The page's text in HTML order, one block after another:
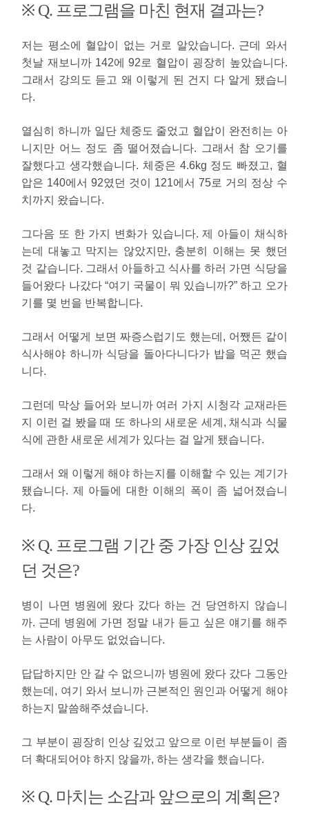
※ Q. 프로그램을 마친 현재 결과는?
저는 평소에 혈압이 없는 거로 알았습니다. 근데 와서
첫날 재보니까 142에 92로 혈압이 굉장히 높았습니다.
그래서 강의도 듣고 왜 이렇게 된 건지 다 알게 됐습니
다.
열심히 하니까 일단 체중도 줄었고 혈압이 완전히는 아
니지만 어느 정도 좀 떨어졌습니다. 그래서 참 오기를
잘했다고 생각했습니다. 체중은 4.6kg 정도 빠졌고, 혈
압은 140에서 92였던 것이 121에서 75로 거의 정상 수
치까지 왔습니다.
그다음 또 한 가지 변화가 있습니다. 제 아들이 채식하
는데 대놓고 막지는 않았지만, 충분히 이해는 못 했던
것 같습니다. 그래서 아들하고 식사를 하러 가면 식당을
들어왔다 나갔다 “여기 국물이 뭐 있습니까?” 하고 오가
기를 몇 번을 반복합니다.
그래서 어떻게 보면 짜증스럽기도 했는데, 어쨌든 같이
식사해야 하니까 식당을 돌아다니다가 밥을 먹곤 했습
니다.
그런데 막상 들어와 보니까 여러 가지 시청각 교재라든
지 이런 걸 봤을 때 또 하나의 새로운 세계, 채식과 식물
식에 관한 새로운 세계가 있다는 걸 알게 됐습니다.
그래서 왜 이렇게 해야 하는지를 이해할 수 있는 계기가
됐습니다. 제 아들에 대한 이해의 폭이 좀 넓어졌습니
다.
※ Q. 프로그램 기간 중 가장 인상 깊었
던 것은?
병이 나면 병원에 왔다 갔다 하는 건 당연하지 않습니
까. 근데 병원에 가면 정말 내가 듣고 싶은 얘기를 해주
는 사람이 아무도 없었습니다.
답답하지만 안 갈 수 없으니까 병원에 왔다 갔다 그동안
했는데, 여기 와서 보니까 근본적인 원인과 어떻게 해야
하는지 말씀해주셨습니다.
그 부분이 굉장히 인상 깊었고 앞으로 이런 부분들이 좀
더 확대되어야 하지 않을까, 하는 생각을 했습니다.
※ Q. 마치는 소감과 앞으로의 계획은?